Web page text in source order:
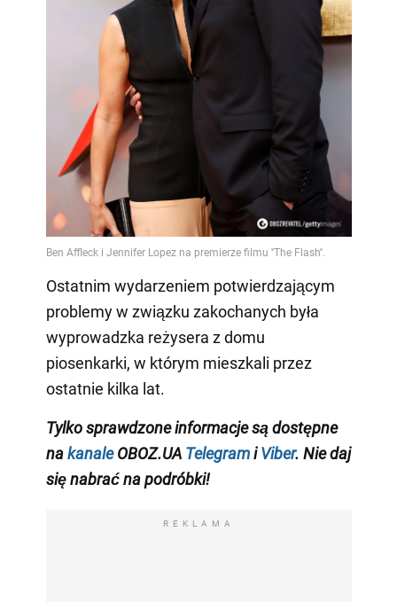
Ostatnim wydarzeniem potwierdzającym
problemy w związku zakochanych była
wyprowadzka reżysera z domu
piosenkarki, w którym mieszkali przez
ostatnie kilka lat.
Tylko sprawdzone informacjesą dostępne
nakanaleOBOZ.UA TelegramiViber. Nie daj
się nabrać na podróbki!
REKLAMA